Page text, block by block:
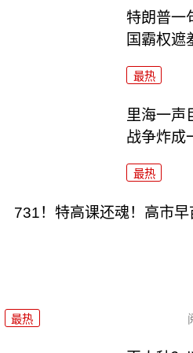
特朗普一
国霸权遮
最热
里海一声
战争炸成
最热
731！特高课还魂！高市
最热